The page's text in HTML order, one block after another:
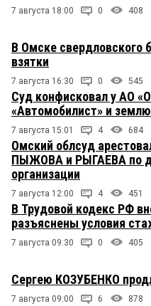
7 августа 18:00 0 408
В Омске свердловского
взятки
7 августа 16:30 0 545
Суд конфисковал у АО
«Автомобилист» и
7 августа 15:01 4 684
Омский облсуд
ПЫЖОВА и РЫГАЕВА по
организации
7 августа 12:00 4 451
В Трудовой кодекс РФ
разъяснены условия
7 августа 09:30 0 405
Сергею КОЗУБЕНКО
7 августа 09:00 6 878